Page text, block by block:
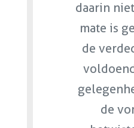
daarin
mate is
de
de